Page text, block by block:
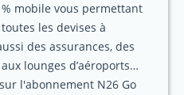
mobile vous permettant
les devises à
des assurances, des
lounges d’aéroports…
l'abonnement N26 Go